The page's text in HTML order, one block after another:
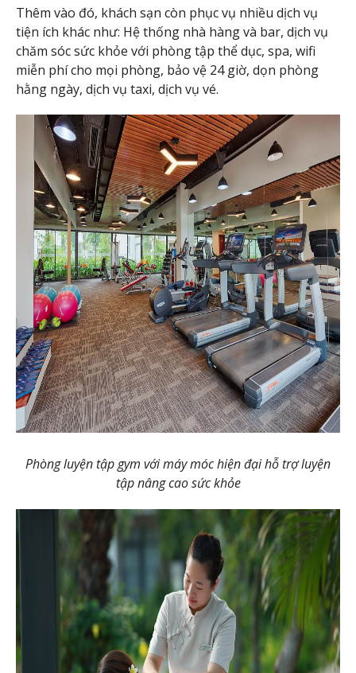
Thêm vào đó, khách sạn còn phục vụ nhiều dịch vụ
tiện ích khác như: Hệ thống nhà hàng và bar, dịch vụ
chăm sóc sức khỏe với phòng tập thể dục, spa, wifi
miễn phí cho mọi phòng, bảo vệ 24 giờ, dọn phòng
hằng ngày, dịch vụ taxi, dịch vụ vé.
Phòng luyện tập gym với máy móc hiện đại hỗ trợ luyện
tập nâng cao sức khỏe